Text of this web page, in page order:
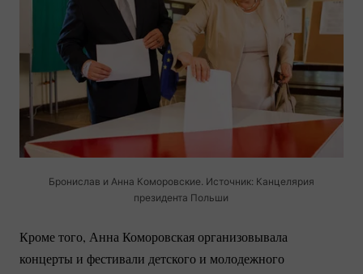
Бронислав и Анна Коморовские. Источник: Канцелярия
президента Польши
Кроме того, Анна Коморовская организовывала
концерты и фестивали детского и молодежного